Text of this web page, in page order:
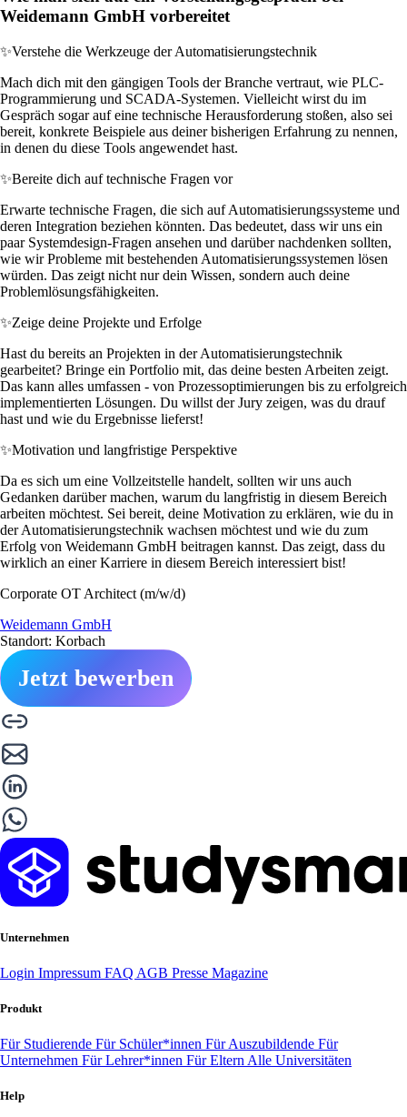
Weidemann GmbH vorbereitet
✨Verstehe die Werkzeuge der Automatisierungstechnik
Mach dich mit den gängigen Tools der Branche vertraut, wie PLC-
Programmierung und SCADA-Systemen. Vielleicht wirst du im
Gespräch sogar auf eine technische Herausforderung stoßen, also sei
bereit, konkrete Beispiele aus deiner bisherigen Erfahrung zu nennen,
in denen du diese Tools angewendet hast.
✨Bereite dich auf technische Fragen vor
Erwarte technische Fragen, die sich auf Automatisierungssysteme und
deren Integration beziehen könnten. Das bedeutet, dass wir uns ein
paar Systemdesign-Fragen ansehen und darüber nachdenken sollten,
wie wir Probleme mit bestehenden Automatisierungssystemen lösen
würden. Das zeigt nicht nur dein Wissen, sondern auch deine
Problemlösungsfähigkeiten.
✨Zeige deine Projekte und Erfolge
Hast du bereits an Projekten in der Automatisierungstechnik
gearbeitet? Bringe ein Portfolio mit, das deine besten Arbeiten zeigt.
Das kann alles umfassen - von Prozessoptimierungen bis zu erfolgreich
implementierten Lösungen. Du willst der Jury zeigen, was du drauf
hast und wie du Ergebnisse lieferst!
✨Motivation und langfristige Perspektive
Da es sich um eine Vollzeitstelle handelt, sollten wir uns auch
Gedanken darüber machen, warum du langfristig in diesem Bereich
arbeiten möchtest. Sei bereit, deine Motivation zu erklären, wie du in
der Automatisierungstechnik wachsen möchtest und wie du zum
Erfolg von Weidemann GmbH beitragen kannst. Das zeigt, dass du
wirklich an einer Karriere in diesem Bereich interessiert bist!
Corporate OT Architect (m/w/d)
Weidemann GmbH
Standort: Korbach
Jetzt bewerben
Unternehmen
Login Impressum FAQ AGB Presse Magazine
Produkt
Für Studierende Für Schüler*innen Für Auszubildende Für
Unternehmen Für Lehrer*innen Für Eltern Alle Universitäten
Help